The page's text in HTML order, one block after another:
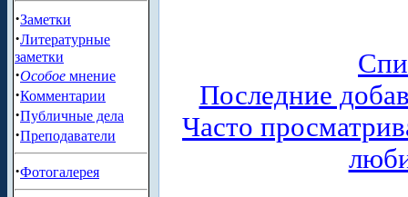
·Заметки
·Литературные
заметки
·Особое мнение
·Комментарии
·Публичные дела
·Преподаватели
·Фотогалерея
Последние
Часто